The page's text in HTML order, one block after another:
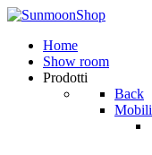
Home
Show room
Prodotti
Back
Mobili